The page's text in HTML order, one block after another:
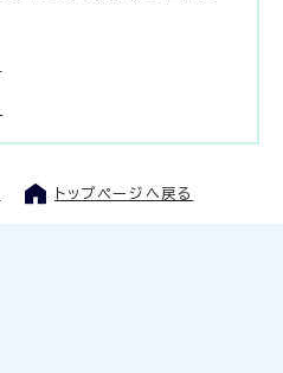
トップページへ戻る